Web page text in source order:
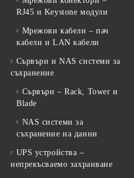
RJ45 и Keystone модули
Мрежови кабели – пач
кабели и LAN кабели
Сървъри и NAS системи за
съхранение
Сървъри – Rack, Tower и
Blade
NAS системи за
съхранение на данни
UPS устройства –
непрекъсваемо захранване